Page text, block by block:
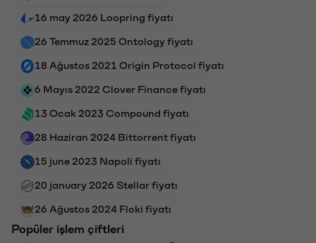
16 may 2026 Loopring fiyatı
26 Temmuz 2025 Ontology fiyatı
18 Ağustos 2021 Origin Protocol fiyatı
6 Mayıs 2022 Clover Finance fiyatı
13 Ocak 2023 Compound fiyatı
28 Haziran 2024 Bittorrent fiyatı
15 june 2023 Napoli fiyatı
20 january 2026 Stellar fiyatı
26 Ağustos 2024 Floki fiyatı
Popüler işlem çiftleri